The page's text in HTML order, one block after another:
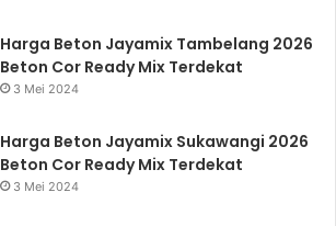
Harga Beton Jayamix Tambelang 2026
Beton Cor Ready Mix Terdekat
3 Mei 2024
Harga Beton Jayamix Sukawangi 2026
Beton Cor Ready Mix Terdekat
3 Mei 2024